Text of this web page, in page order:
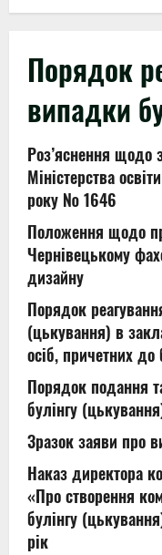
Порядок
випадки
Роз’яснення щодо
Міністерства
року № 1646
Положення щодо
Чернівецькому
дизайну
Порядок
(цькування) в
осіб, причетних
Порядок подання
булінгу
Зразок заяви про
Наказ директора
«Про створення
булінгу
рік